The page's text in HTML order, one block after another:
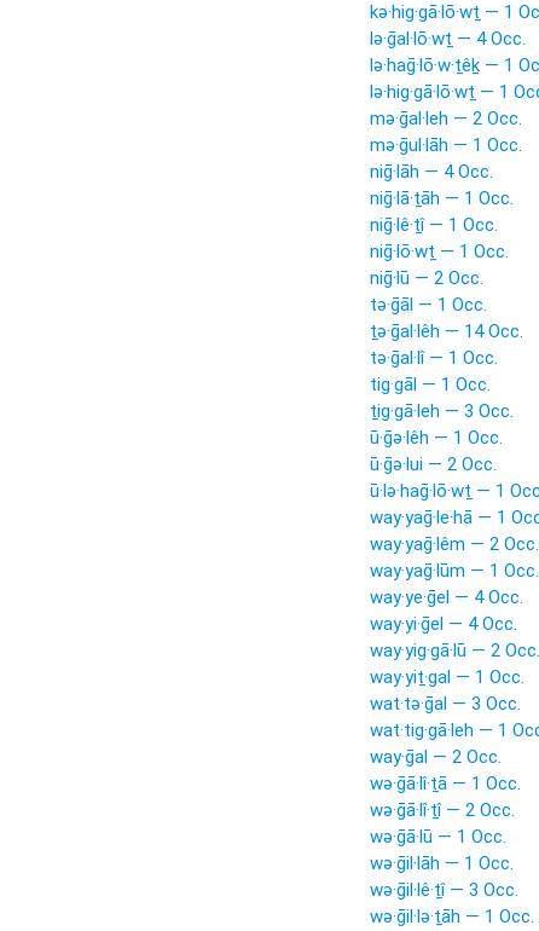
kə·hig·gā·lō·wṯ — 1
lə·ḡal·lō·wṯ — 4 Occ.
lə·haḡ·lō·w·ṯêḵ — 1
lə·hig·gā·lō·wṯ — 1
mə·ḡal·leh — 2 Occ.
mə·ḡul·lāh — 1 Occ.
niḡ·lāh — 4 Occ.
niḡ·lā·ṯāh — 1 Occ.
niḡ·lê·ṯî — 1 Occ.
niḡ·lō·wṯ — 1 Occ.
niḡ·lū — 2 Occ.
tə·ḡāl — 1 Occ.
ṯə·ḡal·lêh — 14 Occ.
tə·ḡal·lî — 1 Occ.
tig·gāl — 1 Occ.
ṯig·gā·leh — 3 Occ.
ū·ḡə·lêh — 1 Occ.
ū·ḡə·lui — 2 Occ.
ū·lə·haḡ·lō·wṯ — 1
way·yaḡ·le·hā — 1
way·yaḡ·lêm — 2 Occ.
way·yaḡ·lūm — 1 Occ.
way·ye·ḡel — 4 Occ.
way·yi·ḡel — 4 Occ.
way·yig·gā·lū — 2 Occ.
way·yiṯ·gal — 1 Occ.
wat·tə·ḡal — 3 Occ.
wat·tig·gā·leh — 1
way·ḡal — 2 Occ.
wə·ḡā·lî·ṯā — 1 Occ.
wə·ḡā·lî·ṯî — 2 Occ.
wə·ḡā·lū — 1 Occ.
wə·ḡil·lāh — 1 Occ.
wə·ḡil·lê·ṯî — 3 Occ.
wə·ḡil·lə·ṯāh — 1 Occ.